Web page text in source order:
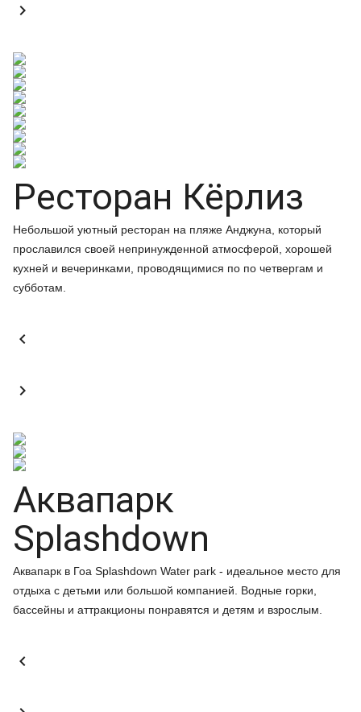

Ресторан Кёрлиз
Небольшой уютный ресторан на пляже Анджуна, который
прославился своей непринужденной атмосферой, хорошей
кухней и вечеринками, проводящимися по по четвергам и
субботам.


Аквапарк
Splashdown
Аквапарк в Гоа Splashdown Water park - идеальное место для
отдыха с детьми или большой компанией. Водные горки,
бассейны и аттракционы понравятся и детям и взрослым.
